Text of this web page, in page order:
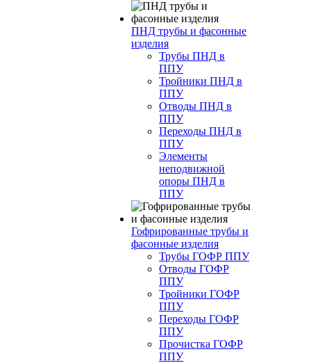
ПНД трубы и фасонные
изделия
Трубы ПНД в
ППУ
Тройники ПНД в
ППУ
Отводы ПНД в
ППУ
Переходы ПНД в
ППУ
Элементы
неподвижной
опоры ПНД в
ППУ
Гофрированные трубы и
фасонные изделия
Трубы ГОФР ППУ
Отводы ГОФР
ППУ
Тройники ГОФР
ППУ
Переходы ГОФР
ППУ
Прочистка ГОФР
ППУ